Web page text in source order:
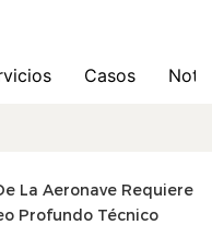
Casos
La Aeronave Requiere
Profundo Técnico